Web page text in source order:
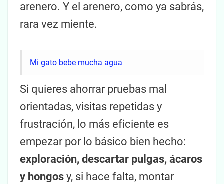
arenero. Y el arenero, como ya sabrás,
rara vez miente.
Mi gato bebe mucha agua
Si quieres ahorrar pruebas mal
orientadas, visitas repetidas y
frustración, lo más eficiente es
empezar por lo básico bien hecho:
exploración, descartar pulgas, ácaros
y hongos y, si hace falta, montar